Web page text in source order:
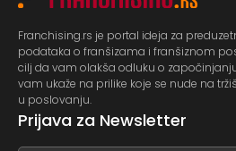
Franchising.rs je portal ideja za
podataka o franšizama i franšiznom
cilj da vam olakša odluku o
vam ukaže na prilike koje se nude na
u poslovanju.
Prijava za Newsletter